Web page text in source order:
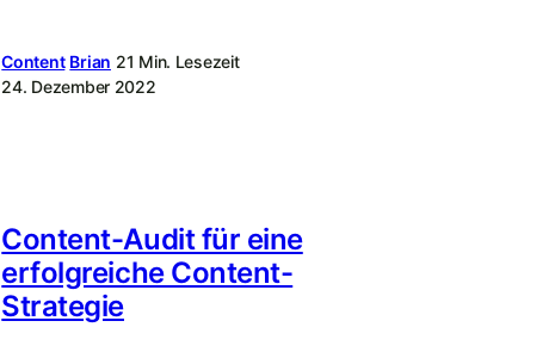
Content Brian 21 Min. Lesezeit
24. Dezember 2022
Content-Audit für eine
erfolgreiche Content-
Strategie